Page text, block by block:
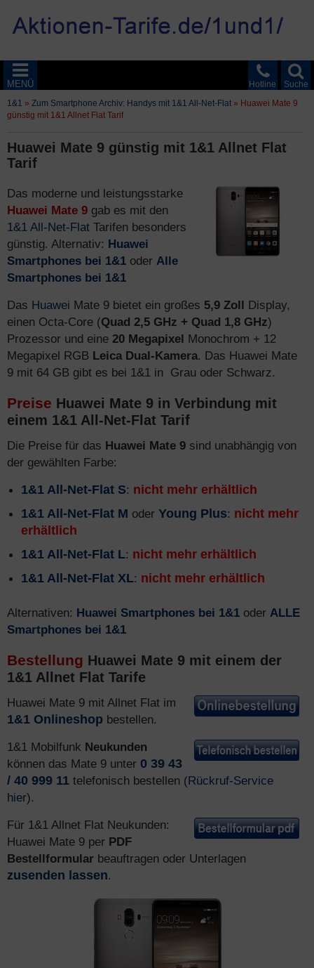
Suche
Hotline
MENÜ
1&1 » Zum Smartphone Archiv: Handys mit 1&1 All-Net-Flat » Huawei Mate 9
günstig mit 1&1 Allnet Flat Tarif
Huawei Mate 9 günstig mit 1&1 Allnet Flat
Tarif
Das moderne und leistungsstarke
Huawei Mate 9 gab es mit den
1&1 All-Net-Flat Tarifen besonders
günstig. Alternativ: Huawei
Smartphones bei 1&1 oder Alle
Smartphones bei 1&1
Das Huawei Mate 9 bietet ein großes 5,9 Zoll Display,
einen Octa-Core (Quad 2,5 GHz + Quad 1,8 GHz)
Prozessor und eine 20 Megapixel Monochrom + 12
Megapixel RGB Leica Dual-Kamera. Das Huawei Mate
9 mit 64 GB gibt es bei 1&1 in Grau oder Schwarz.
Preise Huawei Mate 9 in Verbindung mit
einem 1&1 All-Net-Flat Tarif
Die Preise für das Huawei Mate 9 sind unabhängig von
der gewählten Farbe:
1&1 All-Net-Flat S: nicht mehr erhältlich
1&1 All-Net-Flat M oder Young Plus: nicht mehr
erhältlich
1&1 All-Net-Flat L: nicht mehr erhältlich
1&1 All-Net-Flat XL: nicht mehr erhältlich
Alternativen: Huawei Smartphones bei 1&1 oder ALLE
Smartphones bei 1&1
Bestellung Huawei Mate 9 mit einem der
1&1 Allnet Flat Tarife
Huawei Mate 9 mit Allnet Flat im
1&1 Onlineshop bestellen.
1&1 Mobilfunk Neukunden
können das Mate 9 unter 0 39 43
/ 40 999 11 telefonisch bestellen (Rückruf-Service
hier).
Für 1&1 Allnet Flat Neukunden:
Huawei Mate 9 per PDF
Bestellformular beauftragen oder Unterlagen
zusenden lassen.